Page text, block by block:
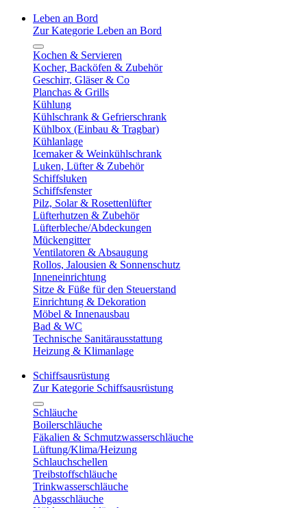
Leben an Bord
Zur Kategorie Leben an Bord
Kochen & Servieren
Kocher, Backöfen & Zubehör
Geschirr, Gläser & Co
Planchas & Grills
Kühlung
Kühlschrank & Gefrierschrank
Kühlbox (Einbau & Tragbar)
Kühlanlage
Icemaker & Weinkühlschrank
Luken, Lüfter & Zubehör
Schiffsluken
Schiffsfenster
Pilz, Solar & Rosettenlüfter
Lüfterhutzen & Zubehör
Lüfterbleche/Abdeckungen
Mückengitter
Ventilatoren & Absaugung
Rollos, Jalousien & Sonnenschutz
Inneneinrichtung
Sitze & Füße für den Steuerstand
Einrichtung & Dekoration
Möbel & Innenausbau
Bad & WC
Technische Sanitärausstattung
Heizung & Klimanlage
Schiffsausrüstung
Zur Kategorie Schiffsausrüstung
Schläuche
Boilerschläuche
Fäkalien & Schmutzwasserschläuche
Lüftung/Klima/Heizung
Schlauchschellen
Treibstoffschläuche
Trinkwasserschläuche
Abgasschläuche